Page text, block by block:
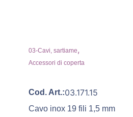
03-Cavi, sartiame,
Accessori di coperta
Cod. Art.:03.171.15
Cavo inox 19 fili 1,5 mm